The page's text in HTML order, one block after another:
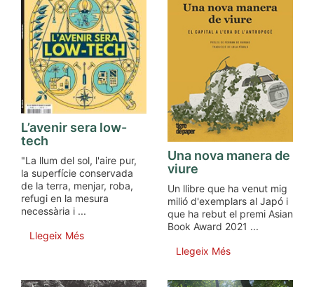
L’avenir sera low-
tech
"La llum del sol, l'aire pur,
la superfície conservada
de la terra, menjar, roba,
refugi en la mesura
necessària i ...
Llegeix Més
Una nova manera de
viure
Un llibre que ha venut mig
milió d'exemplars al Japó i
que ha rebut el premi Asian
Book Award 2021 ...
Llegeix Més